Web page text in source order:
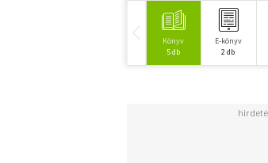
Könyv
5 db
E-könyv
2 db